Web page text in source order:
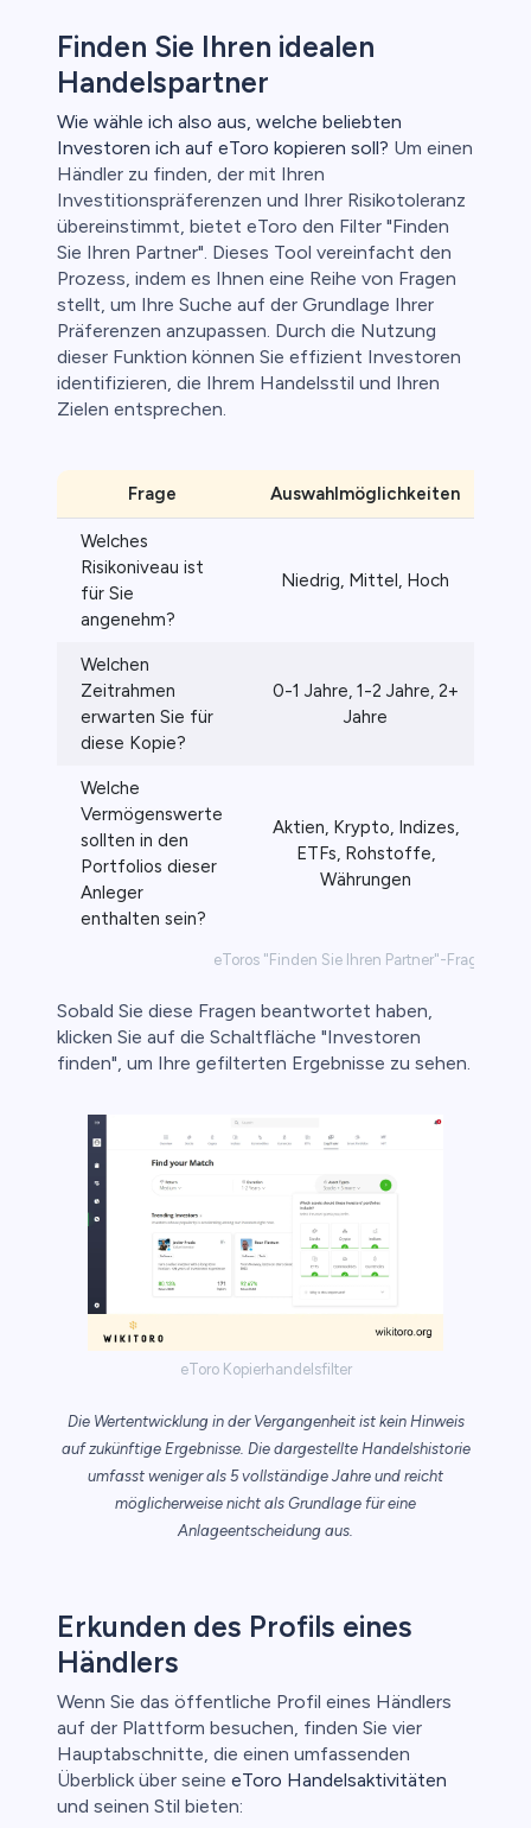
Finden Sie Ihren idealen
Handelspartner
Wie wähle ich also aus, welche beliebten
Investoren ich auf eToro kopieren soll? Um einen
Händler zu finden, der mit Ihren
Investitionspräferenzen und Ihrer Risikotoleranz
übereinstimmt, bietet eToro den Filter "Finden
Sie Ihren Partner". Dieses Tool vereinfacht den
Prozess, indem es Ihnen eine Reihe von Fragen
stellt, um Ihre Suche auf der Grundlage Ihrer
Präferenzen anzupassen. Durch die Nutzung
dieser Funktion können Sie effizient Investoren
identifizieren, die Ihrem Handelsstil und Ihren
Zielen entsprechen.
eToros "Finden Sie Ihren Partner"-Fragen
Frage Auswahlmöglichkeiten
Welches
Risikoniveau ist
für Sie
angenehm?
Niedrig, Mittel, Hoch
Welchen
Zeitrahmen
erwarten Sie für
diese Kopie?
0-1 Jahre, 1-2 Jahre, 2+
Jahre
Welche
Vermögenswerte
sollten in den
Portfolios dieser
Anleger
enthalten sein?
Aktien, Krypto, Indizes,
ETFs, Rohstoffe,
Währungen
Sobald Sie diese Fragen beantwortet haben,
klicken Sie auf die Schaltfläche "Investoren
finden", um Ihre gefilterten Ergebnisse zu sehen.
eToro Kopierhandelsfilter
Die Wertentwicklung in der Vergangenheit ist kein Hinweis
auf zukünftige Ergebnisse. Die dargestellte Handelshistorie
umfasst weniger als 5 vollständige Jahre und reicht
möglicherweise nicht als Grundlage für eine
Anlageentscheidung aus.
Erkunden des Profils eines
Händlers
Wenn Sie das öffentliche Profil eines Händlers
auf der Plattform besuchen, finden Sie vier
Hauptabschnitte, die einen umfassenden
Überblick über seine eToro Handelsaktivitäten
und seinen Stil bieten: